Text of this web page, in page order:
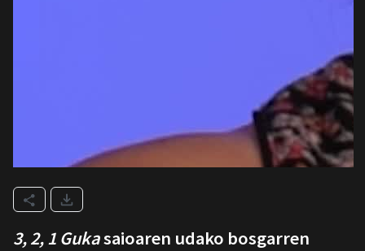
3, 2, 1 Gukasaioaren udako bosgarren